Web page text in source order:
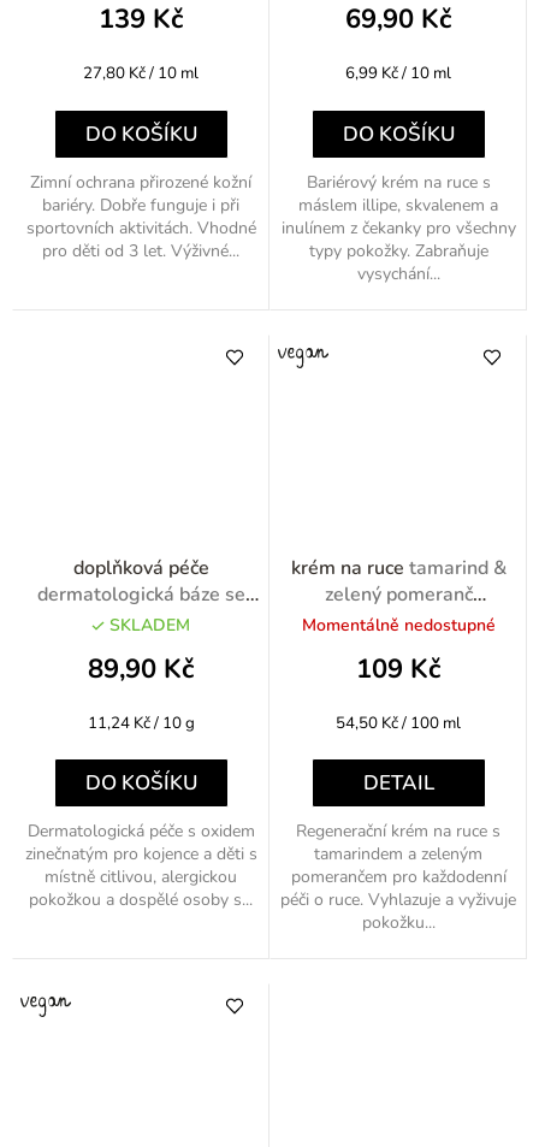
139 Kč
Měrná
27,80 Kč / 10 ml
DO KOŠÍKU
Zimní ochrana přirozené kožní
bariéry. Dobře funguje i při
sportovních aktivitách. Vhodné
pro děti od 3 let. Výživné...
69,90 Kč
Měrná
6,99 Kč / 10 ml
DO KOŠÍKU
Bariérový krém na ruce s
máslem illipe, skvalenem a
inulínem z čekanky pro všechny
typy pokožky. Zabraňuje
vysychání...
doplňková péče
dermatologická báze se
zinkem 80g
SKLADEM
89,90 Kč
Měrná
11,24 Kč / 10 g
DO KOŠÍKU
Dermatologická péče s oxidem
zinečnatým pro kojence a děti s
místně citlivou, alergickou
pokožkou a dospělé osoby s...
krém na ruce tamarind &
zelený pomeranč
regenerační 200ml
Momentálně nedostupné
109 Kč
Měrná
54,50 Kč / 100 ml
DETAIL
Regenerační krém na ruce s
tamarindem a zeleným
pomerančem pro každodenní
péči o ruce. Vyhlazuje a vyživuje
pokožku...